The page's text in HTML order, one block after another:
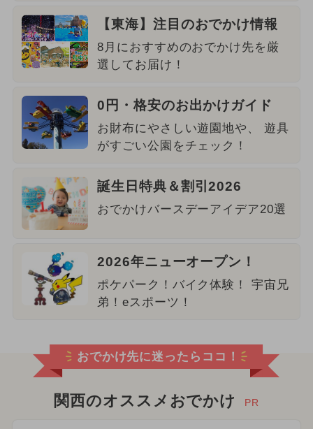
【東海】注目のおでかけ情報
8月におすすめのおでかけ先を厳
選してお届け！
0円・格安のお出かけガイド
お財布にやさしい遊園地や、 遊具
がすごい公園をチェック！
誕生日特典＆割引2026
おでかけバースデーアイデア20選
2026年ニューオープン！
ポケパーク！バイク体験！ 宇宙兄
弟！eスポーツ！
おでかけ先に迷ったらココ！
関西のオススメおでかけ PR